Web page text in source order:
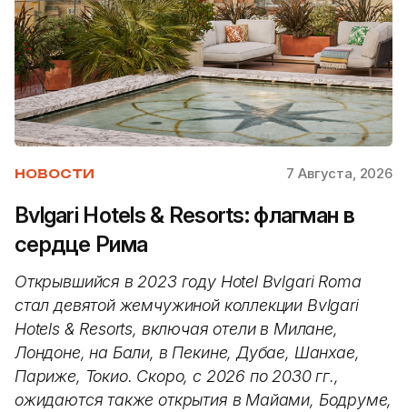
НОВОСТИ 7 Августа, 2026
Bvlgari Hotels & Resorts: флагман в
сердце Рима
Открывшийся в 2023 году Hotel Bvlgari Roma
стал девятой жемчужиной коллекции Bvlgari
Hotels & Resorts, включая отели в Милане,
Лондоне, на Бали, в Пекине, Дубае, Шанхае,
Париже, Токио. Скоро, с 2026 по 2030 гг.,
ожидаются также открытия в Майами, Бодруме,